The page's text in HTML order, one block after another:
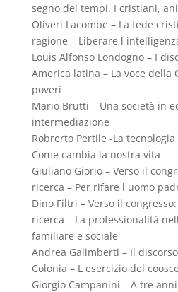
segno dei tempi. I cristiani,
Oliveri Lacombe – La fede
ragione – Liberare l
Louis Alfonso Londogno – I
America latina – La voce della
poveri
Mario Brutti – Una società in
intermediazione
Robrerto Pertile -La
Come cambia la nostra vita
Giuliano Giorio – Verso il
ricerca – Per rifare l uomo
Dino Filtri – Verso il
ricerca – La professionalità
familiare e sociale
Andrea Galimberti – Il
Colonia – L esercizio del
Giorgio Campanini – A tre